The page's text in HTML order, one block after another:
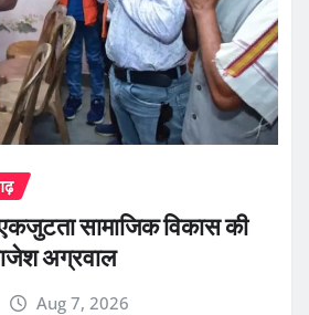
सामाजिक विकास की
अग्रवाल
Aug 7, 2026